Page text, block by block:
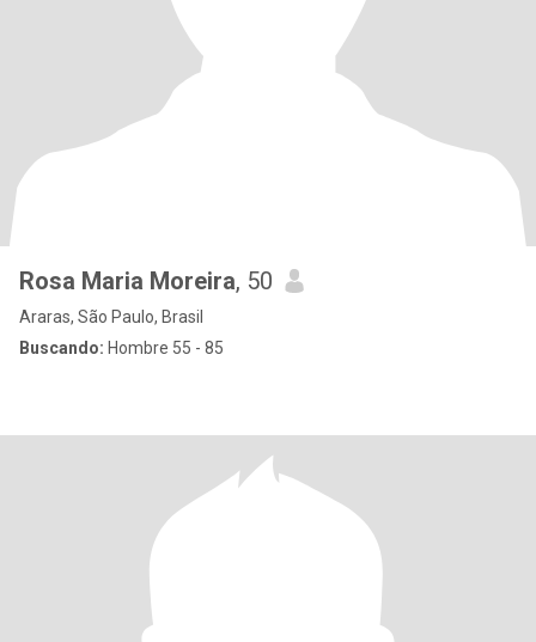
Rosa Maria Moreira, 50
Araras, São Paulo, Brasil
Buscando: Hombre 55 - 85